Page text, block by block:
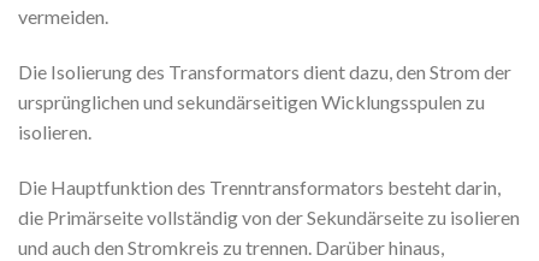
vermeiden.
Die Isolierung des Transformators dient dazu, den Strom der
ursprünglichen und sekundärseitigen Wicklungsspulen zu
isolieren.
Die Hauptfunktion des Trenntransformators besteht darin,
die Primärseite vollständig von der Sekundärseite zu isolieren
und auch den Stromkreis zu trennen. Darüber hinaus,